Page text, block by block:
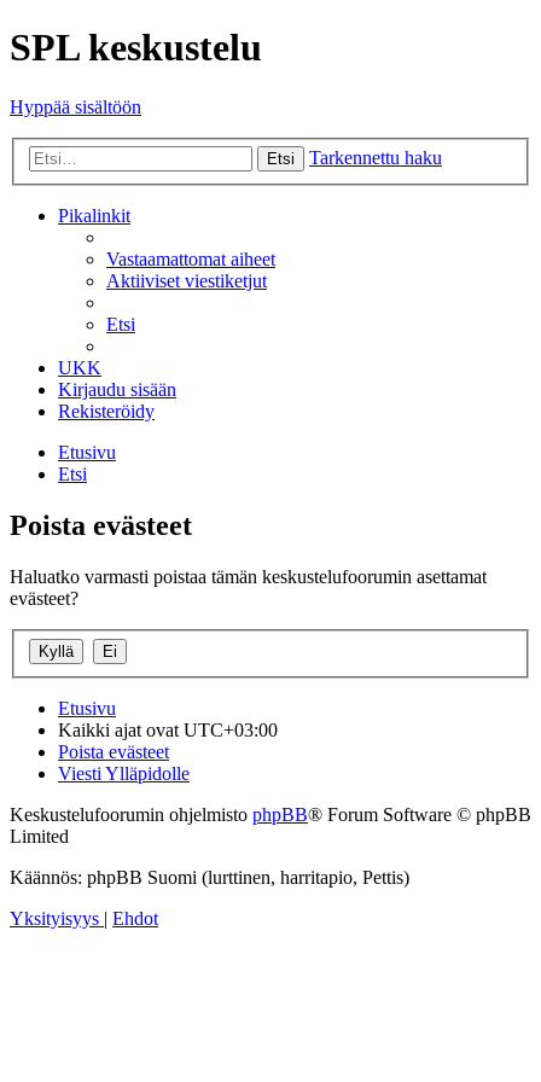
SPL keskustelu
Hyppää sisältöön
Etsi Tarkennettu haku
Pikalinkit
Vastaamattomat aiheet
Aktiiviset viestiketjut
Etsi
UKK
Kirjaudu sisään
Rekisteröidy
Etusivu
Etsi
Poista evästeet
Haluatko varmasti poistaa tämän keskustelufoorumin asettamat
evästeet?
Etusivu
Kaikki ajat ovat UTC+03:00
Poista evästeet
Viesti Ylläpidolle
Keskustelufoorumin ohjelmisto phpBB® Forum Software © phpBB
Limited
Käännös: phpBB Suomi (lurttinen, harritapio, Pettis)
Yksityisyys | Ehdot